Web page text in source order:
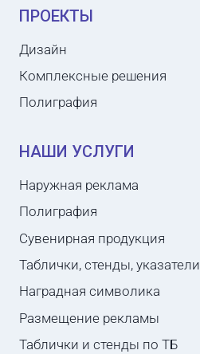
ПРОЕКТЫ
Дизайн
Комплексные решения
Полиграфия
НАШИ УСЛУГИ
Наружная реклама
Полиграфия
Сувенирная продукция
Таблички, стенды, указатели
Наградная символика
Размещение рекламы
Таблички и стенды по ТБ